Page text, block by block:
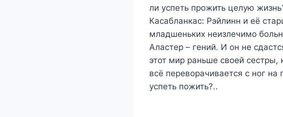
ли успеть прожить целую
Касабланкас: Рэйлинн и её
младшеньких неизлечимо
Аластер – гений. И он не
этот мир раньше своей
всё переворачивается с ног
успеть пожить?..